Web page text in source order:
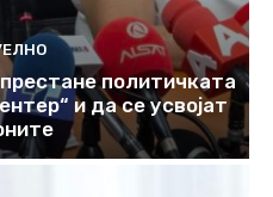
политичката
и да се усвојат